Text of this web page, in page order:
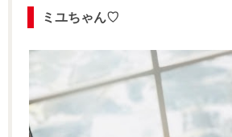
ミユちゃん♡